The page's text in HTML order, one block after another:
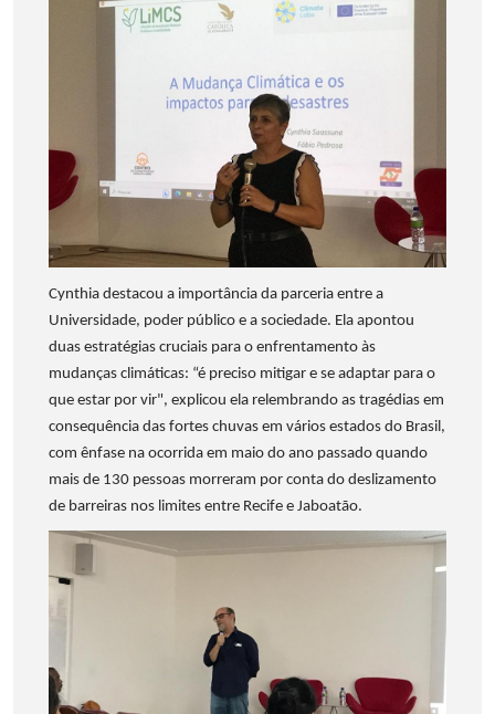
Cynthia destacou a importância da parceria entre a
Universidade, poder público e a sociedade. Ela apontou
duas estratégias cruciais para o enfrentamento às
mudanças climáticas: “é preciso mitigar e se adaptar para o
que estar por vir", explicou ela relembrando as tragédias em
consequência das fortes chuvas em vários estados do Brasil,
com ênfase na ocorrida em maio do ano passado quando
mais de 130 pessoas morreram por conta do deslizamento
de barreiras nos limites entre Recife e Jaboatão.